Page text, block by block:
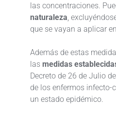
las concentraciones.
naturaleza,
que se vayan a aplicar
Además de estas
las medidas
Decreto de 26 de Julio
de los enfermos
un estado epidémico.